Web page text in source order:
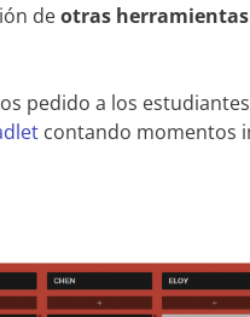
deotras herramientas
pedido a los
contando momentos